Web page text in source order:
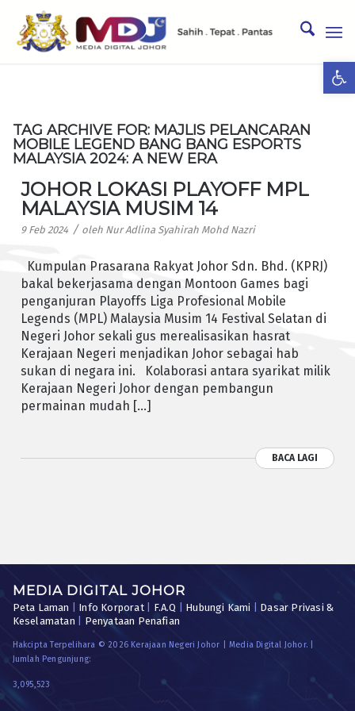
TAG ARCHIVE FOR: MAJLIS PELANCARAN
MOBILE LEGEND BANG BANG ESPORTS
MALAYSIA 2024: A NEW ERA
JOHOR LOKASI PLAYOFF MPL
MALAYSIA MUSIM 14
9 Feb 2024 / oleh Nur Adlina Syahirah Mohd Nazri
Kumpulan Prasarana Rakyat Johor Sdn. Bhd. (KPRJ)
bakal bekerjasama dengan Montoon Games bagi
penganjuran Playoffs Liga Profesional Mobile
Legends (MPL) Malaysia Musim 14 Festival Selatan di
Negeri Johor sekali gus merealisasikan hasrat
Kerajaan Negeri menjadikan Johor sebagai hab
sukan di negara ini. Kolaborasi antara syarikat milik
Kerajaan Negeri Johor dengan pembangun
permainan mudah […]
BACA LAGI
MEDIA DIGITAL JOHOR
Peta Laman Info Korporat| F.A.Q Hubungi Kami
Dasar Privasi &
Keselamatan
Penyataan Penafian
Hakcipta Terpelihara © 2026 Kerajaan Negeri Johor | Media Digital Johor. |
Jumlah Pengunjung:
3,095,523